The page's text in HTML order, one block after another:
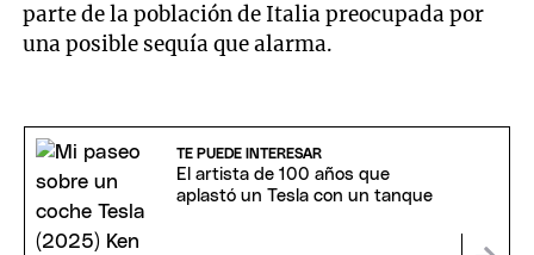
parte de la población de Italia preocupada por
una posible sequía que alarma.
TE PUEDE INTERESAR
El artista de 100 años que
aplastó un Tesla con un tanque